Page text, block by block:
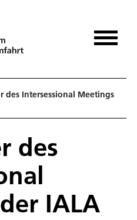
des Intersessional Meetings
des
IALA